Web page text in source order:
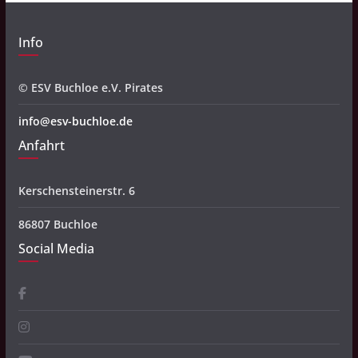
Info
© ESV Buchloe e.V. Pirates
info@esv-buchloe.de
Anfahrt
Kerschensteinerstr. 6
86807 Buchloe
Social Media